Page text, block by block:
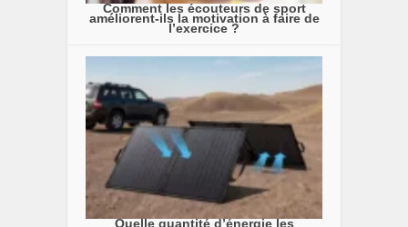
Comment les écouteurs de sport
améliorent-ils la motivation à faire de
l’exercice ?
Quelle quantité d’énergie les